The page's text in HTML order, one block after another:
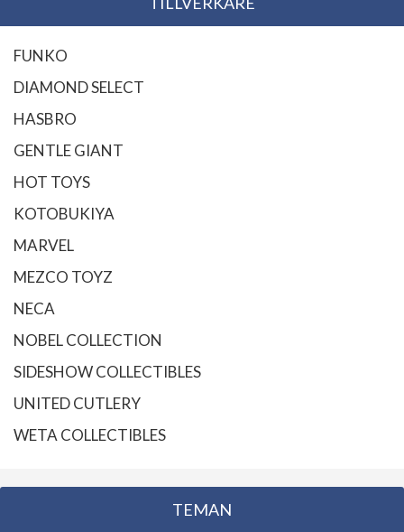
FUNKO
DIAMOND SELECT
HASBRO
GENTLE GIANT
HOT TOYS
KOTOBUKIYA
MARVEL
MEZCO TOYZ
NECA
NOBEL COLLECTION
SIDESHOW COLLECTIBLES
UNITED CUTLERY
WETA COLLECTIBLES
TEMAN